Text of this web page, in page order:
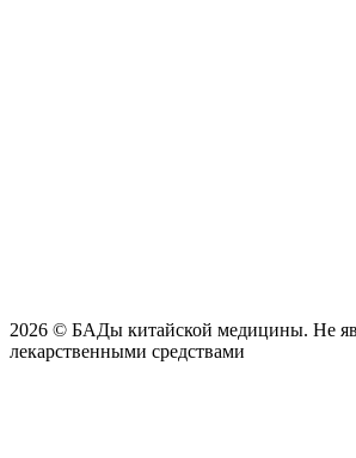
2026 © БАДы китайской медицины. Не
лекарственными средствами